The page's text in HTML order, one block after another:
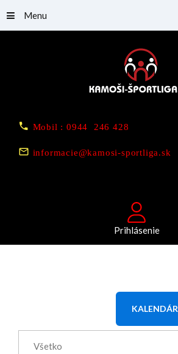
Mobil : 0944 246 428
informacie@kamosi-sportliga.sk
Prihlásenie
Menu
KALENDÁR